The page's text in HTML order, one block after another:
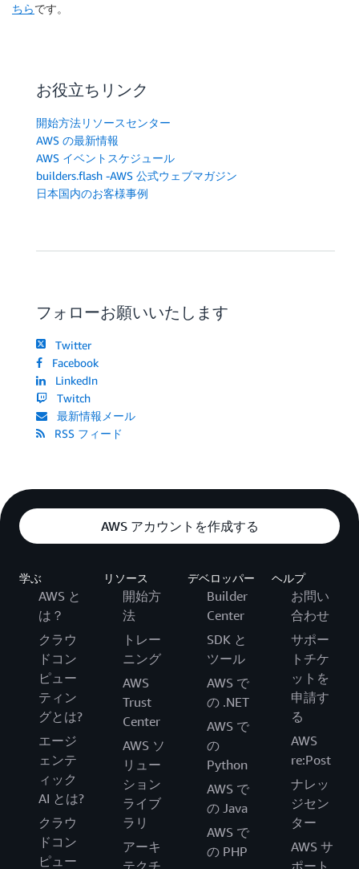
ちらです。
お役立ちリンク
開始方法リソースセンター
AWS の最新情報
AWS イベントスケジュール
builders.flash -AWS 公式ウェブマガジン
日本国内のお客様事例
フォローお願いいたします
Twitter
Facebook
LinkedIn
Twitch
最新情報メール
RSS フィード
AWS アカウントを作成する
学ぶ
AWS と
は？
クラウ
ドコン
ピュー
ティン
グとは?
エージ
ェンテ
ィック
AI とは?
クラウ
ドコン
ピュー
リソース
開始方
法
トレー
ニング
AWS
Trust
Center
AWS ソ
リュー
ション
ライブ
ラリ
アーキ
テクチ
デベロッパー
Builder
Center
SDK と
ツール
AWS で
の .NET
AWS で
の
Python
AWS で
の Java
AWS で
の PHP
ヘルプ
お問い
合わせ
サポー
トチケ
ットを
申請す
る
AWS
re:Post
ナレッ
ジセン
ター
AWS サ
ポート